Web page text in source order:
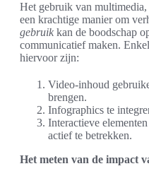
Het gebruik van multimedia,
een krachtige manier om
gebruik kan de boodschap
communicatief maken.
hiervoor zijn:
Video-inhoud
brengen.
Infographics te
Interactieve
actief te betrekken.
Het meten van de impact